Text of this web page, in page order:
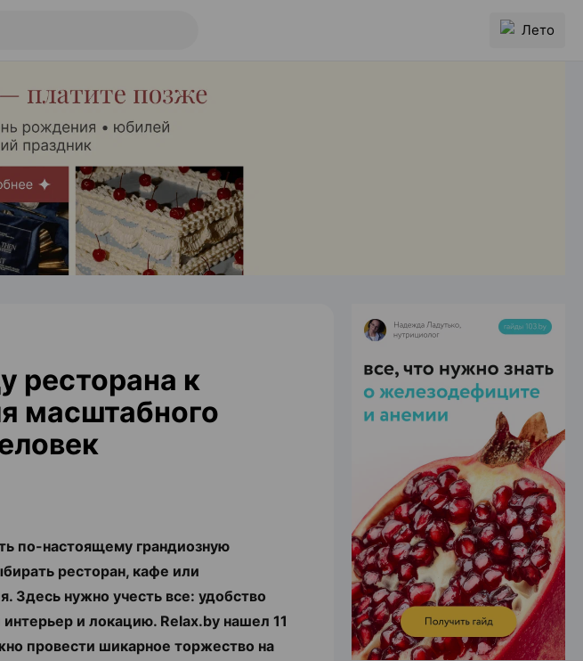
Лето
НА САЙТЕ
ресторана к
масштабного
по-настоящему грандиозную
ресторан, кафе или
Здесь нужно учесть все: удобство
и локацию. Relax.by нашел 11
провести шикарное торжество на
ЭФФЕКТИВНАЯ РЕКЛАМА НА САЙТЕ